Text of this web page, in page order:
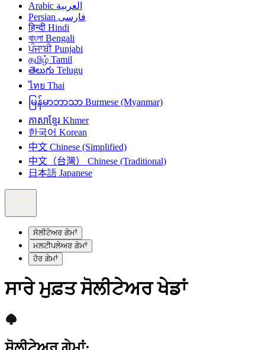
العربية Arabic
فارسی Persian
हिन्दी Hindi
বাংলা Bengali
ਪੰਜਾਬੀ Punjabi
தமிழ் Tamil
తెలుగు Telugu
ไทย Thai
မြန်မာဘာသာ Burmese (Myanmar)
ភាសាខ្មែរ Khmer
한국어 Korean
中文 Chinese (Simplified)
中文（台灣）
Chinese (Traditional)
日本語 Japanese
ਸੋਲੀਟੇਅਰ ਗੇਮਾਂ
ਮਲਟੀਪਲੇਅਰ ਗੇਮਾਂ
ਹੋਰ ਗੇਮਾਂ
ਸਾਰੇ ਮੁਫ਼ਤ ਸੋਲੀਟੇਅਰ ਖੇਡਾਂ